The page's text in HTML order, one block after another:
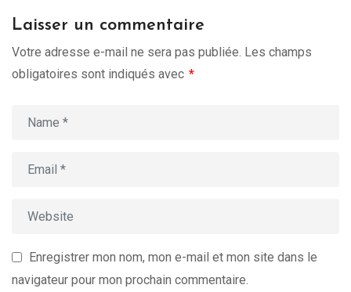
Laisser un commentaire
Votre adresse e-mail ne sera pas publiée. Les champs
obligatoires sont indiqués avec *
Enregistrer mon nom, mon e-mail et mon site dans le
navigateur pour mon prochain commentaire.